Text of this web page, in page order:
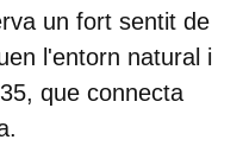
un fort sentit de
l'entorn natural i
que connecta